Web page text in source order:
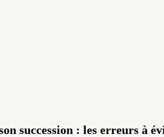
succession : les erreurs à